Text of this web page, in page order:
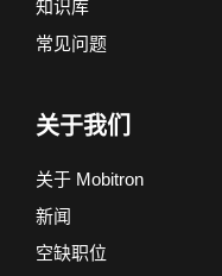
知识库
常见问题
关于我们
关于 Mobitron
新闻
空缺职位